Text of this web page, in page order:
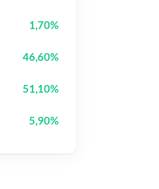
1,70%
46,60%
51,10%
5,90%